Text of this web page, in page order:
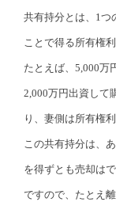
共有持分とは、1つ
ことで得る所有権
たとえば、5,000万
2,000万円出資して
り、妻側は所有権
この共有持分は、
を得ずとも売却は
ですので、たとえ